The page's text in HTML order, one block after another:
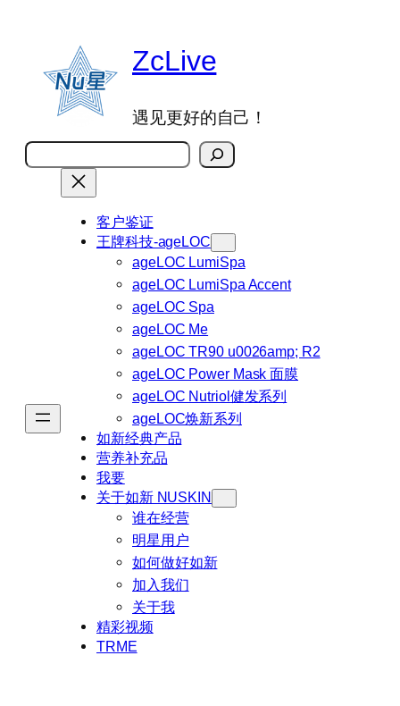
ZcLive
遇见更好的自己！
搜
索
客户鉴证
王牌科技-ageLOC
ageLOC LumiSpa
ageLOC LumiSpa Accent
ageLOC Spa
ageLOC Me
ageLOC TR90 u0026amp; R2
ageLOC Power Mask 面膜
ageLOC Nutriol健发系列
ageLOC焕新系列
如新经典产品
营养补充品
我要
关于如新 NUSKIN
谁在经营
明星用户
如何做好如新
加入我们
关于我
精彩视频
TRME